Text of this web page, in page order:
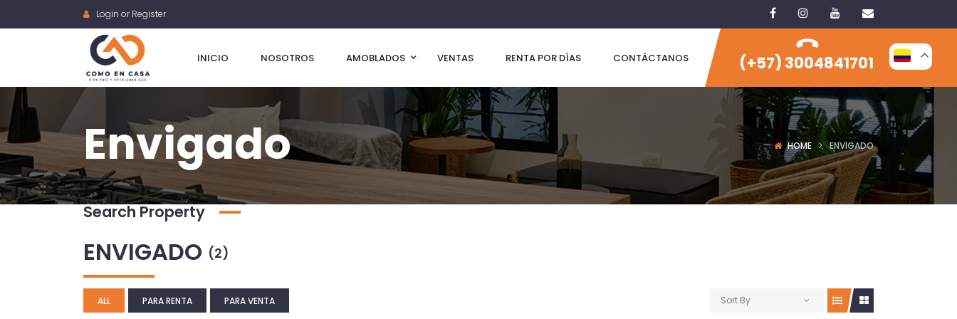
Login or Register
INICIO NOSOTROS AMOBLADOS VENTAS RENTA POR DÍAS CONTÁCTANOS (+57) 3004841701
Envigado HOME ENVIGADO
Search Property
ENVIGADO (2)
ALL PARA RENTA PARA VENTA Sort By